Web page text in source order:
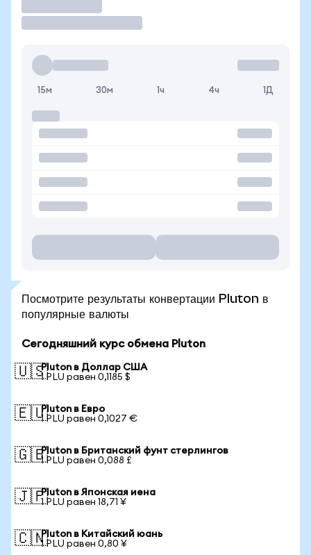
15м 30м 1ч 4ч 1Д
Посмотрите результаты конвертации Pluton в
популярные валюты
Сегодняшний курс обмена Pluton
🇺🇸Pluton в Доллар США
1 PLU равен 0,1185 $
🇪🇺Pluton в Евро
1 PLU равен 0,1027 €
🇬🇧Pluton в Британский фунт стерлингов
1 PLU равен 0,088 £
🇯🇵Pluton в Японская иена
1 PLU равен 18,71 ¥
🇨🇳Pluton в Китайский юань
1 PLU равен 0,80 ¥